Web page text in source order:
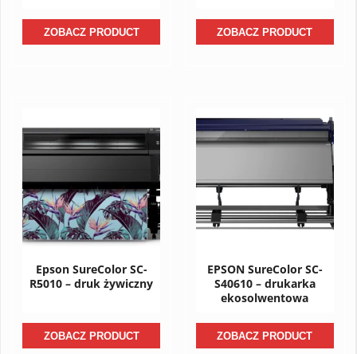
ZOBACZ PRODUCT ZOBACZ PRODUCT
Epson SureColor SC-
R5010 – druk żywiczny
ZOBACZ PRODUCT
EPSON SureColor SC-
S40610 – drukarka
ekosolwentowa
ZOBACZ PRODUCT